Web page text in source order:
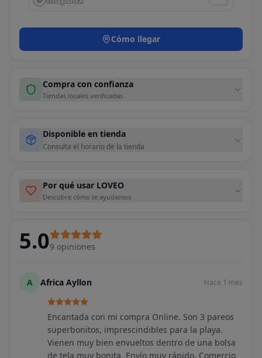
Cómo llegar
Compra con confianza
Tiendas locales verificadas
Disponible en tienda
Consulta el horario de la tienda
Por qué usar LOVEO
Descubre cómo te ayudamos
5.09 opiniones
A Africa Ayllon Hace 1 mes
Encantada con mi compra Online. Son 3 pareos
superbonitos, imprescindibles para la playa.
Vienen muy bien envueltos dentro de una bolsa
de tela muy bonita. Envío muy rápido. Comercio